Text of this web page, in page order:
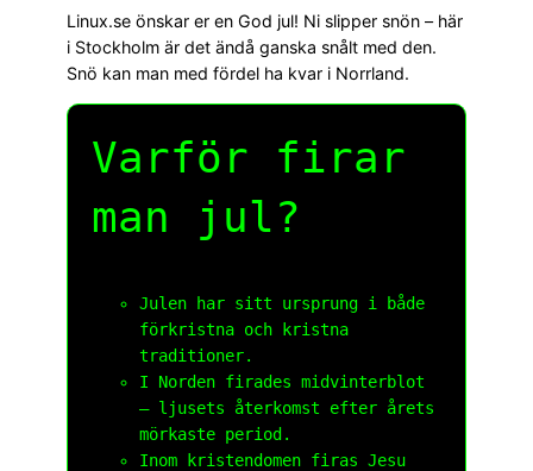
Linux.se önskar er en God jul! Ni slipper snön – här
i Stockholm är det ändå ganska snålt med den.
Snö kan man med fördel ha kvar i Norrland.
Varför firar
man jul?
Julen har sitt ursprung i både
förkristna och kristna
traditioner.
I Norden firades midvinterblot
– ljusets återkomst efter årets
mörkaste period.
Inom kristendomen firas Jesu